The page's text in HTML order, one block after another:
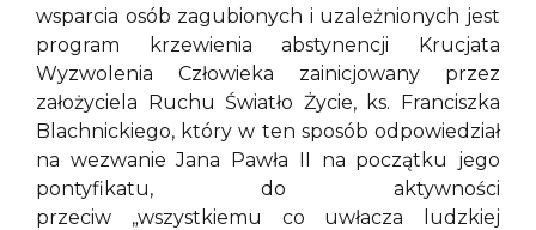
wsparcia osób zagubionych i uzależnionych jest
program krzewienia abstynencji Krucjata
Wyzwolenia Człowieka zainicjowany przez
założyciela Ruchu Światło Życie, ks. Franciszka
Blachnickiego, który w ten sposób odpowiedział
na wezwanie Jana Pawła II na początku jego
pontyfikatu, do aktywności
przeciw „wszystkiemu co uwłacza ludzkiej